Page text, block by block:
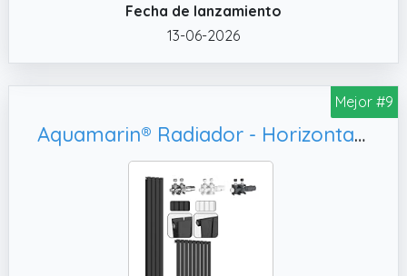
Fecha de lanzamiento
13-06-2026
Mejor #9
Aquamarin® Radiador - Horizontal, Acumulador Calor